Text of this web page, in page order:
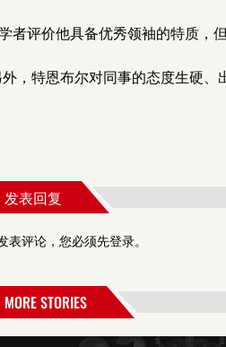
者评价他具备优秀领袖的特质，
外，特恩布尔对同事的态度生硬
发表回复
表评论，您必须先登录。
MORE STORIES